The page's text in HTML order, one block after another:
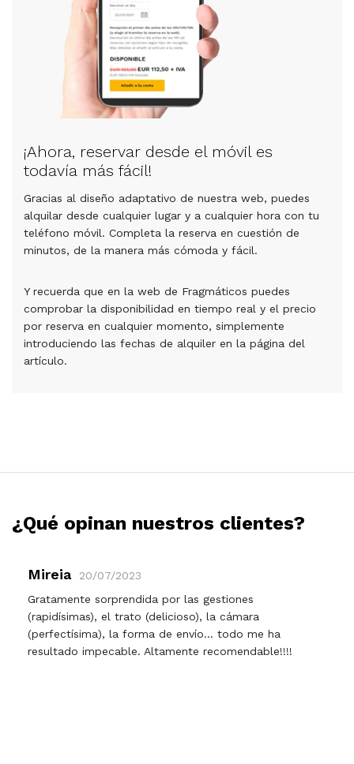
¡Ahora, reservar desde el móvil es
todavía más fácil!
Gracias al diseño adaptativo de nuestra web, puedes
alquilar desde cualquier lugar y a cualquier hora con tu
teléfono móvil. Completa la reserva en cuestión de
minutos, de la manera más cómoda y fácil.
Y recuerda que en la web de Fragmáticos puedes
comprobar la disponibilidad en tiempo real y el precio
por reserva en cualquier momento, simplemente
introduciendo las fechas de alquiler en la página del
artículo.
¿Qué opinan nuestros clientes?
Mireia
20/07/2023
Gratamente sorprendida por las gestiones
(rapidísimas), el trato (delicioso), la cámara
(perfectísima), la forma de envío... todo me ha
resultado impecable. Altamente recomendable!!!!